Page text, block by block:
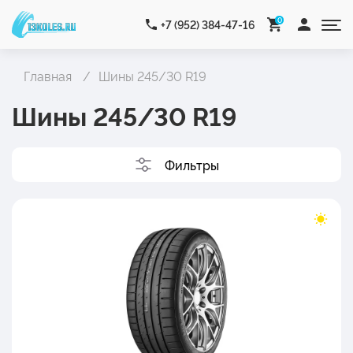
+7 (952) 384-47-16 0
Главная Шины 245/30 R19
Шины 245/30 R19
Фильтры